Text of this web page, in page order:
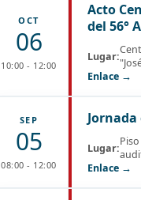
OCT
06
10:00 - 12:00
Acto
del 56°
Lugar:
Enlace →
SEP
05
08:00 - 12:00
Lugar:
Enlace →